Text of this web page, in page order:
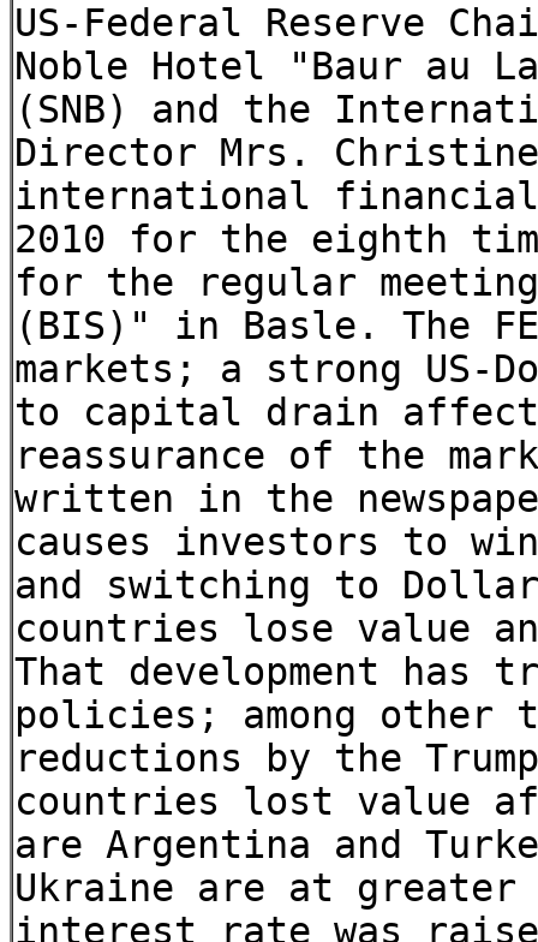
US-Federal Reserve
Noble Hotel "Baur au
(SNB) and the
Director Mrs.
international financial
2010 for the eighth
for the regular
(BIS)" in Basle. The
markets; a strong
to capital drain
reassurance of the
written in the
causes investors to
and switching to
countries lose value
That development has
policies; among other
reductions by the
countries lost value
are Argentina and
Ukraine are at
interest rate was